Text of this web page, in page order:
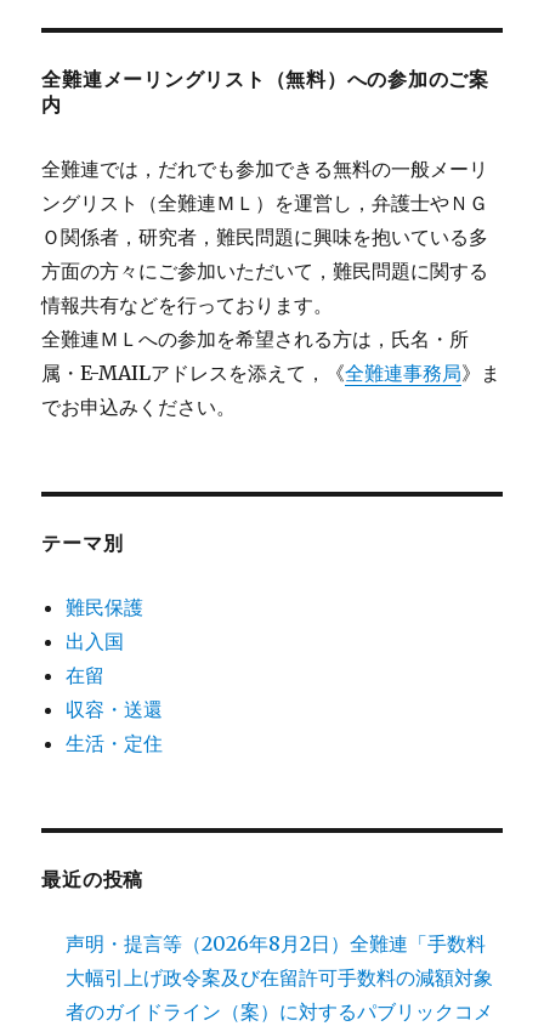
全難連メーリングリスト（無料）への参加のご案
内
全難連では，だれでも参加できる無料の一般メーリ
ングリスト（全難連ＭＬ）を運営し，弁護士やＮＧ
Ｏ関係者，研究者，難民問題に興味を抱いている多
方面の方々にご参加いただいて，難民問題に関する
情報共有などを行っております。
全難連ＭＬへの参加を希望される方は，氏名・所
属・E-MAILアドレスを添えて，《全難連事務局》ま
でお申込みください。
テーマ別
難民保護
出入国
在留
収容・送還
生活・定住
最近の投稿
声明・提言等（2026年8月2日）全難連「手数料
大幅引上げ政令案及び在留許可手数料の減額対象
者のガイドライン（案）に対するパブリックコメ